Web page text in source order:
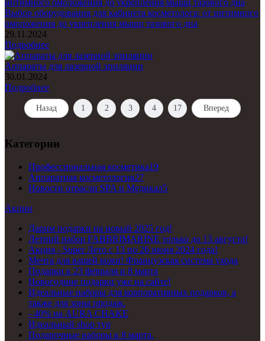
Выбор оборудования для кабинета косметолога: от интимного
омоложения до укрепления мышц тазового дна
29.11.2024
Подробнее
Аппараты для лазерной эпиляции
30.01.2024
Подробнее
Назад 1 2 3 4 17 Вперед
Категории
Профессиональная косметика19
Аппаратная косметология27
Новости отрасли SPA и Медикал5
Акции
Дарим подарки на новый 2025 год!
Летний набор FABBRIMARINE только до 13 августа!
Акция - Super Лето с 13 по 26 июня 2024 года!
Мечта для вашей кожи! Французская система ухода
Подарки к 23 февраля и 8 марта
Новогодние подарки уже на сайте!
Идеальные наборы для корпоративных подарков, а
также для зоны продаж.
- 40% на AURA CHAKE
Идеальный shop тур
Подарочные наборы к 8 марта.